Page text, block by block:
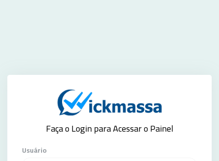
Faça o Login para Acessar o Painel
Usuário